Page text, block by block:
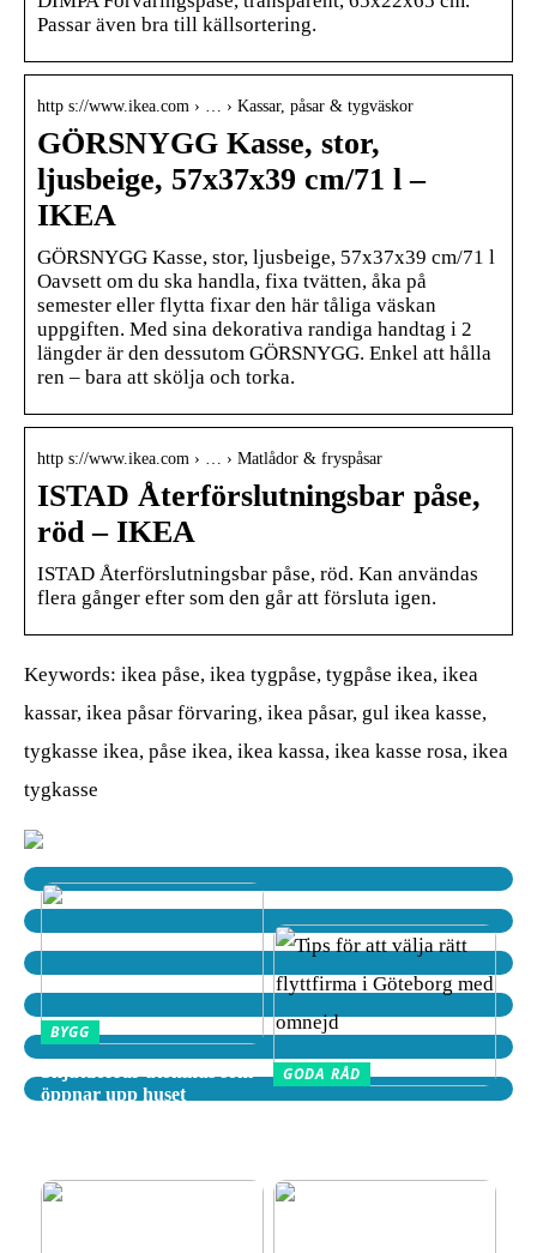
Passar även bra till källsortering.
http s://www.ikea.com › … › Kassar, påsar & tygväskor
GÖRSNYGG Kasse, stor,
ljusbeige, 57x37x39 cm/71 l –
IKEA
GÖRSNYGG Kasse, stor, ljusbeige, 57x37x39 cm/71 l
Oavsett om du ska handla, fixa tvätten, åka på
semester eller flytta fixar den här tåliga väskan
uppgiften. Med sina dekorativa randiga handtag i 2
längder är den dessutom GÖRSNYGG. Enkel att hålla
ren – bara att skölja och torka.
http s://www.ikea.com › … › Matlådor & fryspåsar
ISTAD Återförslutningsbar påse,
röd – IKEA
ISTAD Återförslutningsbar påse, röd. Kan användas
flera gånger efter som den går att försluta igen.
Keywords: ikea påse, ikea tygpåse, tygpåse ikea, ikea
kassar, ikea påsar förvaring, ikea påsar, gul ikea kasse,
tygkasse ikea, påse ikea, ikea kassa, ikea kasse rosa, ikea
tygkasse
BYGG
öppnar upp huset
GODA RÅD